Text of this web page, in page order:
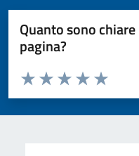
Quanto sono
pagina?
Valuta da 1 a 5 stelle la pagina
Valuta 5
Valuta 4
Valuta 3 stelle
Valuta 2 stelle su 5
Valuta 1 stelle su 5